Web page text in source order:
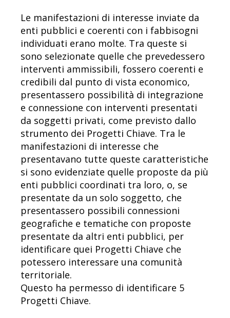
Le manifestazioni di interesse inviate da
enti pubblici e coerenti con i fabbisogni
individuati erano molte. Tra queste si
sono selezionate quelle che prevedessero
interventi ammissibili, fossero coerenti e
credibili dal punto di vista economico,
presentassero possibilità di integrazione
e connessione con interventi presentati
da soggetti privati, come previsto dallo
strumento dei Progetti Chiave. Tra le
manifestazioni di interesse che
presentavano tutte queste caratteristiche
si sono evidenziate quelle proposte da più
enti pubblici coordinati tra loro, o, se
presentate da un solo soggetto, che
presentassero possibili connessioni
geografiche e tematiche con proposte
presentate da altri enti pubblici, per
identificare quei Progetti Chiave che
potessero interessare una comunità
territoriale.
Questo ha permesso di identificare 5
Progetti Chiave.